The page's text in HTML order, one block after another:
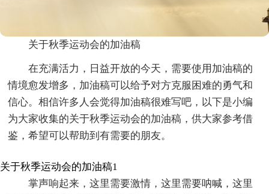
关于秋季运动会的加油稿
在充满活力，日益开放的今天，需要使用加油稿的
情境愈发增多，加油稿可以给予对方克服困难的勇气和
信心。相信许多人会觉得加油稿很难写吧，以下是小编
为大家收集的关于秋季运动会的加油稿，供大家参考借
鉴，希望可以帮助到有需要的朋友。
关于秋季运动会的加油稿1
掌声响起来，这里需要激情，这里需要呐喊，这里